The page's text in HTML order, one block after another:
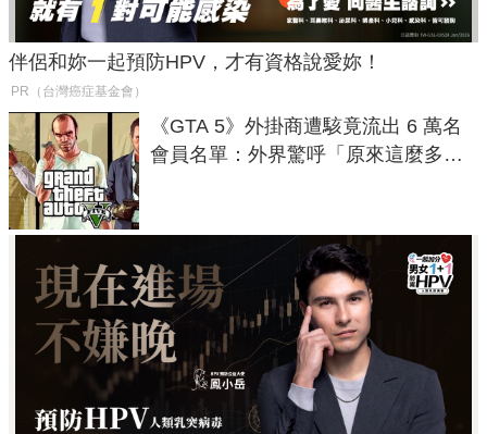
伴侶和妳一起預防HPV，才有資格說愛妳！
PR（台灣癌症基金會）
《GTA 5》外掛商遭駭竟流出 6 萬名
會員名單：外界驚呼「原來這麼多人